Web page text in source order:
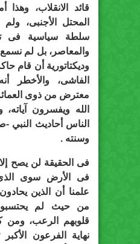
قائد الانقلاب،
المحتل الأجنبى،
سلطة سياسية فى
والمعاصر، بل لم نسمع
وديكتاتورية أن قام
الفاشى، والأخطر
معترض من ذوى
الله ويفسرون
الناس أحاديث النبي
وسنته .
فى الحقيقة لن يصح
فى الأرض سوى
علمنا أن الذين
من حيث لم
قلوبهم الرعب، ومن
نهاية الفرعون